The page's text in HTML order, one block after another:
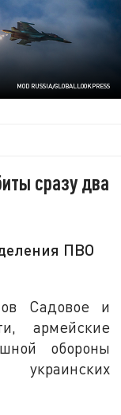
MOD RUSSIA/GLOBALLOOKPRESS
сразу два
ПВО
Садовое и
армейские
обороны